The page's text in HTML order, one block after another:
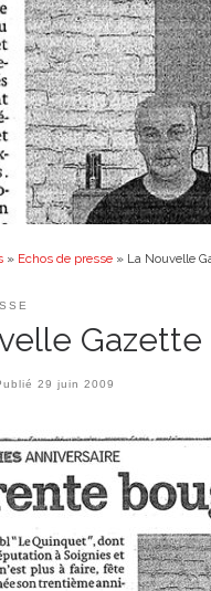
» Echos de presse » La Nouvelle
29 juin 2009